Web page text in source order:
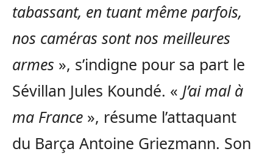
tabassant, en tuant même parfois,
nos caméras sont nos meilleures
armes », s’indigne pour sa part le
Sévillan Jules Koundé. « J’ai mal à
ma France », résume l’attaquant
du Barça Antoine Griezmann. Son